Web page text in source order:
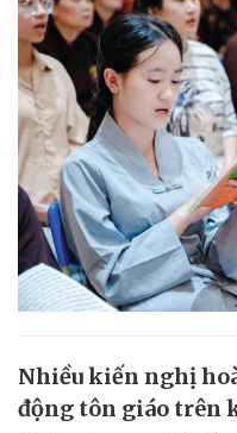
Nhiều kiến nghị
động tôn giáo trên